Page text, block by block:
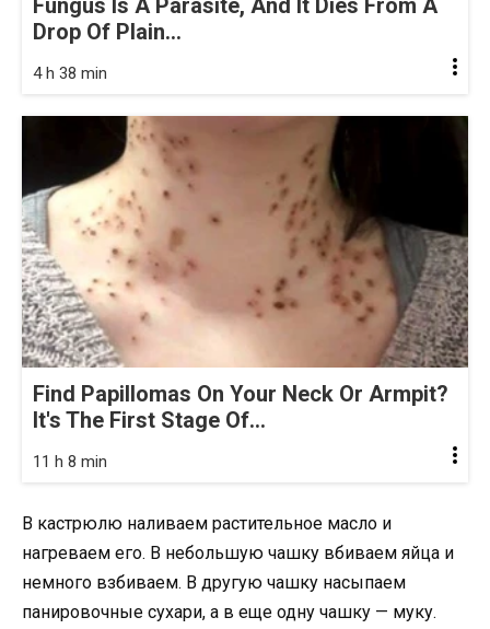
Fungus Is A Parasite, And It Dies From A
Drop Of Plain...
4 h 38 min
Find Papillomas On Your Neck Or Armpit?
It's The First Stage Of...
11 h 8 min
В кастрюлю наливаем растительное масло и
нагреваем его. В небольшую чашку вбиваем яйца и
немного взбиваем. В другую чашку насыпаем
панировочные сухари, а в еще одну чашку — муку.